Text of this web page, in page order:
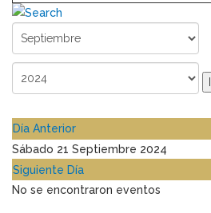
Día Anterior
Sábado 21 Septiembre 2024
Siguiente Día
No se encontraron eventos